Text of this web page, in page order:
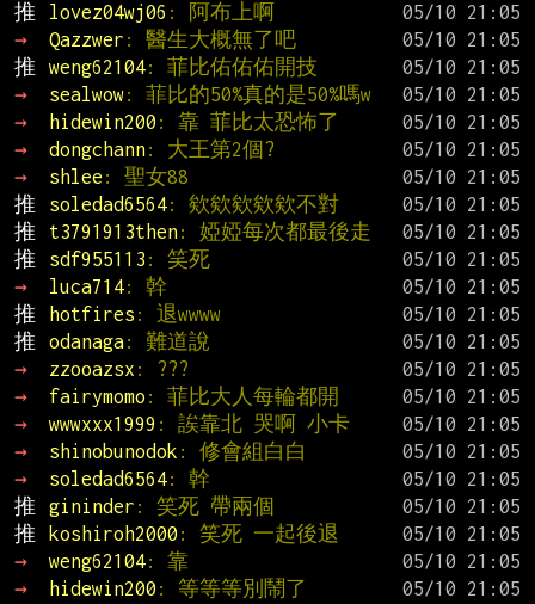
推
lovez04wj06 : 阿布上啊
→
Qazzwer : 醫生大概無了吧
推
weng62104: 菲比佑佑佑開技
→
sealwow: 菲比的50%真的是50%嗎w
→
hidewin200 : 靠 菲比太恐怖了
→
dongchann: 大王第2個?
→
shlee : 聖女88
推
soledad6564: 欸欸欸欸欸不對
推
t3791913then: 婭婭每次都最後走
推
sdf955113 : 笑死
→
luca714: 幹
推
hotfires : 退wwww
推
odanaga: 難道說
→
zzooazsx : ???
→
fairymomo : 菲比大人每輪都開
→
wwwxxx1999 : 誒靠北 哭啊 小卡
→
shinobunodok : 修會組白白
→
soledad6564: 幹
推
gininder : 笑死 帶兩個
推
koshiroh2000 : 笑死 一起後退
→
weng62104: 靠
→
hidewin200 : 等等等別鬧了